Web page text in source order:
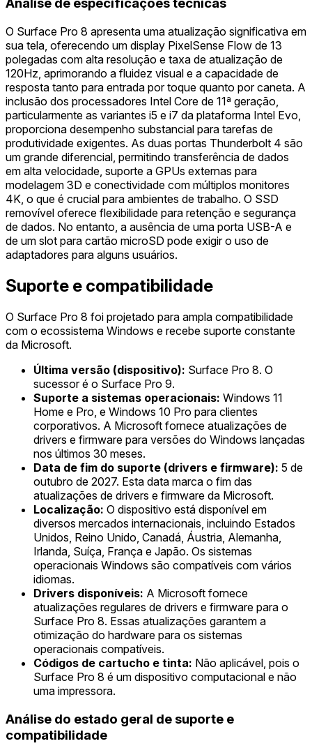
Análise de especificações técnicas
O Surface Pro 8 apresenta uma atualização significativa em
sua tela, oferecendo um display PixelSense Flow de 13
polegadas com alta resolução e taxa de atualização de
120Hz, aprimorando a fluidez visual e a capacidade de
resposta tanto para entrada por toque quanto por caneta. A
inclusão dos processadores Intel Core de 11ª geração,
particularmente as variantes i5 e i7 da plataforma Intel Evo,
proporciona desempenho substancial para tarefas de
produtividade exigentes. As duas portas Thunderbolt 4 são
um grande diferencial, permitindo transferência de dados
em alta velocidade, suporte a GPUs externas para
modelagem 3D e conectividade com múltiplos monitores
4K, o que é crucial para ambientes de trabalho. O SSD
removível oferece flexibilidade para retenção e segurança
de dados. No entanto, a ausência de uma porta USB-A e
de um slot para cartão microSD pode exigir o uso de
adaptadores para alguns usuários.
Suporte e compatibilidade
O Surface Pro 8 foi projetado para ampla compatibilidade
com o ecossistema Windows e recebe suporte constante
da Microsoft.
Última versão (dispositivo): Surface Pro 8. O
sucessor é o Surface Pro 9.
Suporte a sistemas operacionais: Windows 11
Home e Pro, e Windows 10 Pro para clientes
corporativos. A Microsoft fornece atualizações de
drivers e firmware para versões do Windows lançadas
nos últimos 30 meses.
Data de fim do suporte (drivers e firmware): 5 de
outubro de 2027. Esta data marca o fim das
atualizações de drivers e firmware da Microsoft.
Localização: O dispositivo está disponível em
diversos mercados internacionais, incluindo Estados
Unidos, Reino Unido, Canadá, Áustria, Alemanha,
Irlanda, Suíça, França e Japão. Os sistemas
operacionais Windows são compatíveis com vários
idiomas.
Drivers disponíveis: A Microsoft fornece
atualizações regulares de drivers e firmware para o
Surface Pro 8. Essas atualizações garantem a
otimização do hardware para os sistemas
operacionais compatíveis.
Códigos de cartucho e tinta: Não aplicável, pois o
Surface Pro 8 é um dispositivo computacional e não
uma impressora.
Análise do estado geral de suporte e
compatibilidade